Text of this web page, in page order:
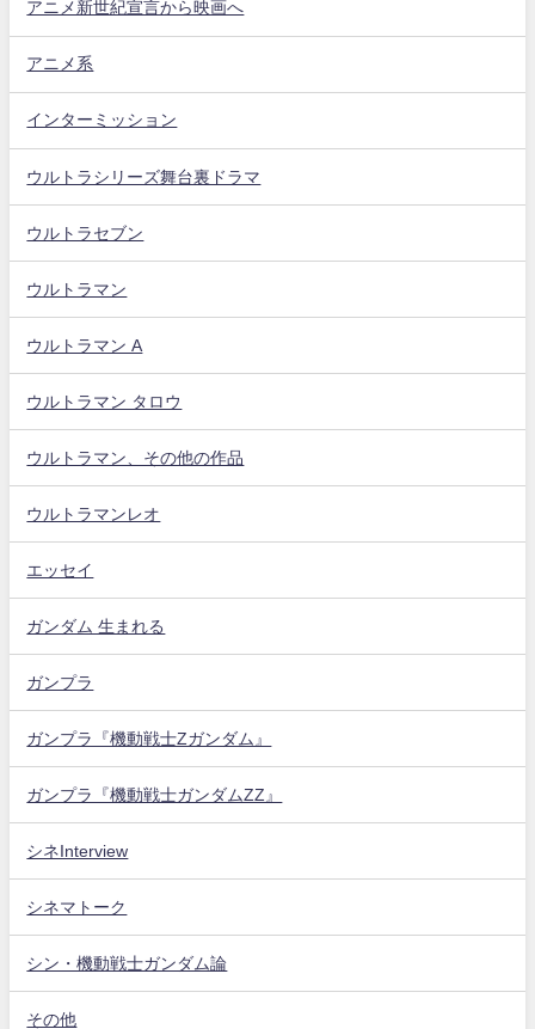
アニメ新世紀宣言から映画へ
アニメ系
インターミッション
ウルトラシリーズ舞台裏ドラマ
ウルトラセブン
ウルトラマン
ウルトラマン A
ウルトラマン タロウ
ウルトラマン、その他の作品
ウルトラマンレオ
エッセイ
ガンダム 生まれる
ガンプラ
ガンプラ『機動戦士Zガンダム』
ガンプラ『機動戦士ガンダムZZ』
シネInterview
シネマトーク
シン・機動戦士ガンダム論
その他